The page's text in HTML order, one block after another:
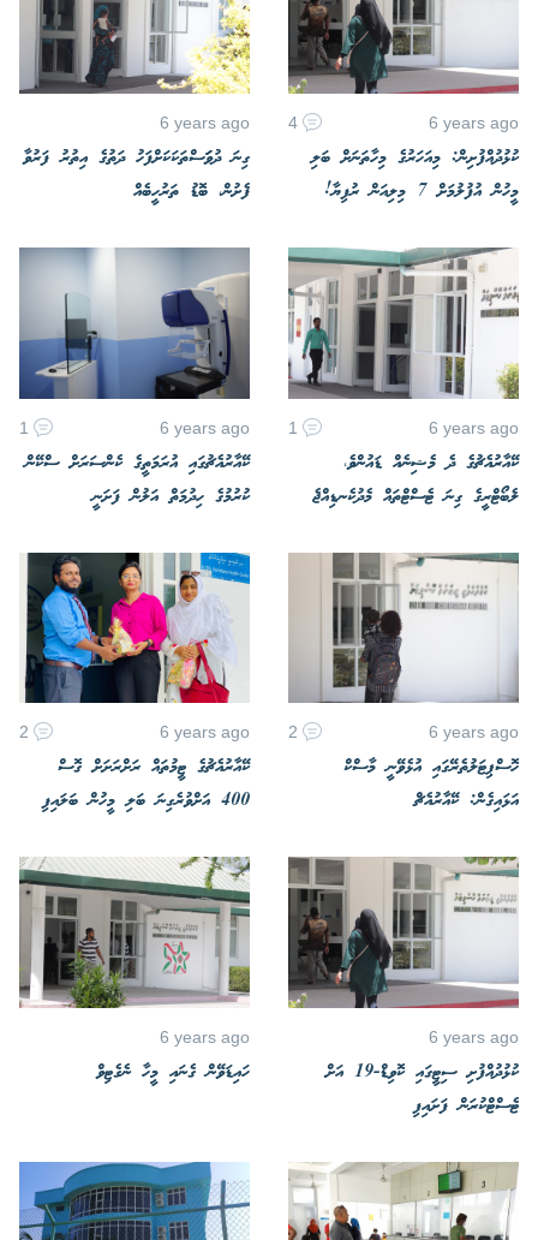
6 years ago
4
ކުޅުދުއްފުށިން: މިއަހަރުގެ މިހާތަނަށް ބަލި
މީހުން އުފުލުމަށް 7 މިލިއަން ރުފިޔާ!
6 years ago
ގިނަ ދުވަަސްތަކަކަށްފަހު ދަތުގެ އިތުރު ފަރުވާ
ފެށުން، ބޮޑު ތަރުހީބެއް
6 years ago
1
ކޭއާރުއެޗުގެ ދެ މެޝިނެއް ޑައުންވެ،
ލެބޯޓްރީގެ ގިނަ ޓެސްޓްތައް މެދުކެނޑިއްޖެ
6 years ago
1
ކޭއާރުއެޗުގައި އުރަމަތީގެ ކެންސަރަށް ސްކޭން
ކުރުމުގެ ހިދުމަތް އަލުން ފަށަނީ
6 years ago
2
ހޮސްޕިޓަލުތެރޭގައި އުޅެވޭނީ މާސްކް
އަޅައިގެން: ކޭއާރުއެޗް
6 years ago
2
ކޭއާރުއެޗުގެ ޓީމުތައް ރަށްރަށަށް ގޮސް
400 އަށްވުރެގިނަ ބަލި މީހުން ބަލައިފި
6 years ago
ކުޅުދުއްފުށި ސިޓީގައި ކޮވިޑް-19 އަށް
ޓެސްޓްކުރަން ފަށައިފި
6 years ago
ހައިޑަވޭން ގެނައި މީހާ ނެގެޓިވް